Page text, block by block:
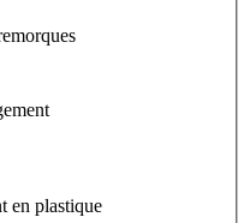
en plastique